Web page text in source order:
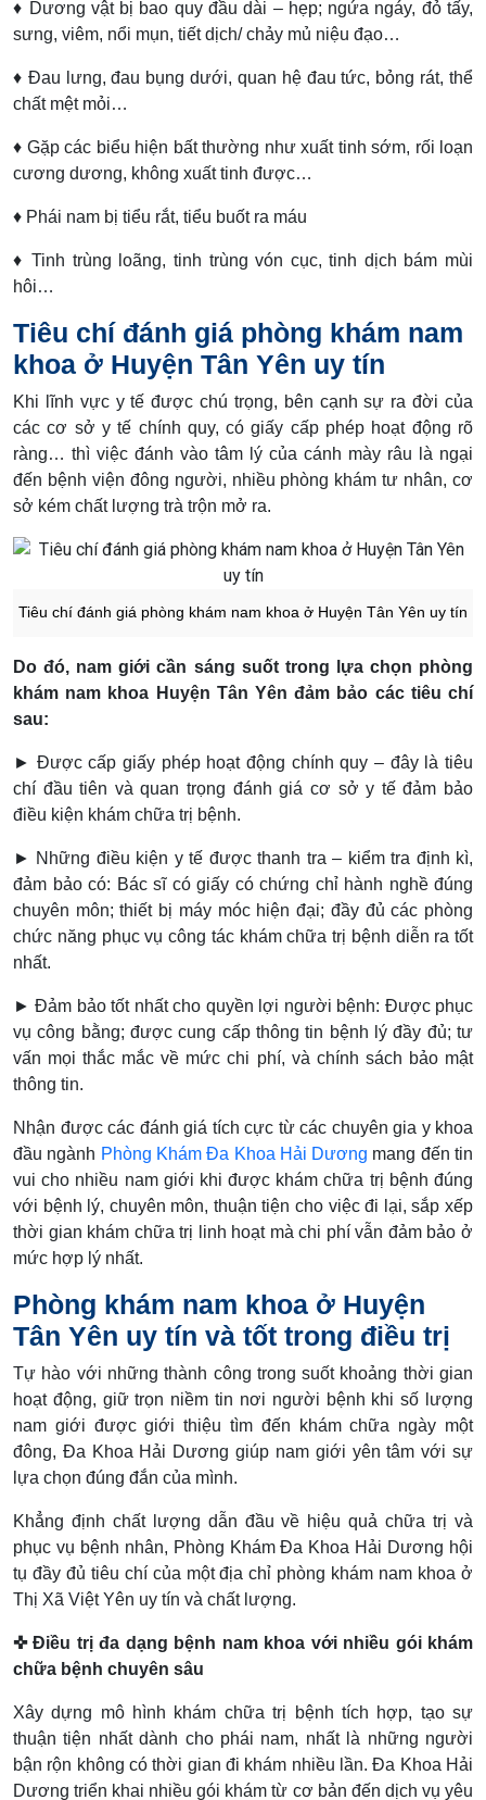
♦ Dương vật bị bao quy đầu dài – hẹp; ngứa ngáy, đỏ tấy,
sưng, viêm, nổi mụn, tiết dịch/ chảy mủ niệu đạo…
♦ Đau lưng, đau bụng dưới, quan hệ đau tức, bỏng rát, thể
chất mệt mỏi…
♦ Gặp các biểu hiện bất thường như xuất tinh sớm, rối loạn
cương dương, không xuất tinh được…
♦ Phái nam bị tiểu rắt, tiểu buốt ra máu
♦ Tinh trùng loãng, tinh trùng vón cục, tinh dịch bám mùi
hôi…
Tiêu chí đánh giá phòng khám nam
khoa ở Huyện Tân Yên uy tín
Khi lĩnh vực y tế được chú trọng, bên cạnh sự ra đời của
các cơ sở y tế chính quy, có giấy cấp phép hoạt động rõ
ràng… thì việc đánh vào tâm lý của cánh mày râu là ngại
đến bệnh viện đông người, nhiều phòng khám tư nhân, cơ
sở kém chất lượng trà trộn mở ra.
Tiêu chí đánh giá phòng khám nam khoa ở Huyện Tân Yên uy tín
Do đó, nam giới cần sáng suốt trong lựa chọn phòng
khám nam khoa Huyện Tân Yên đảm bảo các tiêu chí
sau:
► Được cấp giấy phép hoạt động chính quy – đây là tiêu
chí đầu tiên và quan trọng đánh giá cơ sở y tế đảm bảo
điều kiện khám chữa trị bệnh.
► Những điều kiện y tế được thanh tra – kiểm tra định kì,
đảm bảo có: Bác sĩ có giấy có chứng chỉ hành nghề đúng
chuyên môn; thiết bị máy móc hiện đại; đầy đủ các phòng
chức năng phục vụ công tác khám chữa trị bệnh diễn ra tốt
nhất.
► Đảm bảo tốt nhất cho quyền lợi người bệnh: Được phục
vụ công bằng; được cung cấp thông tin bệnh lý đầy đủ; tư
vấn mọi thắc mắc về mức chi phí, và chính sách bảo mật
thông tin.
Nhận được các đánh giá tích cực từ các chuyên gia y khoa
đầu ngành Phòng Khám Đa Khoa Hải Dương mang đến tin
vui cho nhiều nam giới khi được khám chữa trị bệnh đúng
với bệnh lý, chuyên môn, thuận tiện cho việc đi lại, sắp xếp
thời gian khám chữa trị linh hoạt mà chi phí vẫn đảm bảo ở
mức hợp lý nhất.
Phòng khám nam khoa ở Huyện
Tân Yên uy tín và tốt trong điều trị
Tự hào với những thành công trong suốt khoảng thời gian
hoạt động, giữ trọn niềm tin nơi người bệnh khi số lượng
nam giới được giới thiệu tìm đến khám chữa ngày một
đông, Đa Khoa Hải Dương giúp nam giới yên tâm với sự
lựa chọn đúng đắn của mình.
Khẳng định chất lượng dẫn đầu về hiệu quả chữa trị và
phục vụ bệnh nhân, Phòng Khám Đa Khoa Hải Dương hội
tụ đầy đủ tiêu chí của một địa chỉ phòng khám nam khoa ở
Thị Xã Việt Yên uy tín và chất lượng.
✜ Điều trị đa dạng bệnh nam khoa với nhiều gói khám
chữa bệnh chuyên sâu
Xây dựng mô hình khám chữa trị bệnh tích hợp, tạo sự
thuận tiện nhất dành cho phái nam, nhất là những người
bận rộn không có thời gian đi khám nhiều lần. Đa Khoa Hải
Dương triển khai nhiều gói khám từ cơ bản đến dịch vụ yêu